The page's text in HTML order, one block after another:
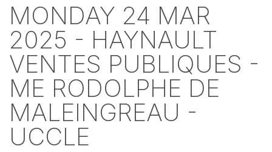
MONDAY 24 MAR
2025 - HAYNAULT
VENTES PUBLIQUES -
ME RODOLPHE DE
MALEINGREAU -
UCCLE